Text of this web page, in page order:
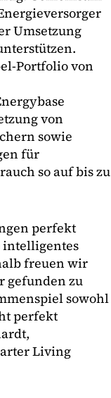
Umsetzung
Portfolio von
von
sowie
für
so auf bis zu
perfekt
freuen wir
gefunden zu
sowohl
perfekt
Living